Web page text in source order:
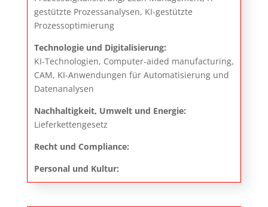
gestützte Prozessanalysen, KI-gestützte
Prozessoptimierung
Technologie und Digitalisierung:
KI-Technologien, Computer-aided manufacturing,
CAM, KI-Anwendungen für Automatisierung und
Datenanalysen
Nachhaltigkeit, Umwelt und Energie:
Lieferkettengesetz
Recht und Compliance:
Personal und Kultur: